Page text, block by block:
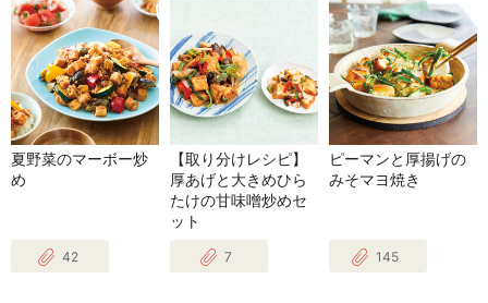
夏野菜のマーボー炒
め
42
【取り分けレシピ】
厚あげと大きめひら
たけの甘味噌炒めセ
ット
7
ピーマンと厚揚げの
みそマヨ焼き
145